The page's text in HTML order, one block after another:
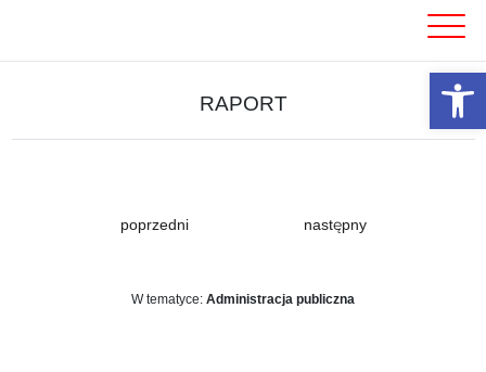
RAPORT
poprzedni następny
W tematyce: Administracja publiczna